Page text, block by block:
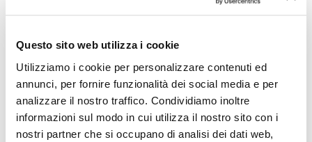
Questo sito web utilizza i cookie
Utilizziamo i cookie per personalizzare contenuti ed
annunci, per fornire funzionalità dei social media e per
analizzare il nostro traffico. Condividiamo inoltre
informazioni sul modo in cui utilizza il nostro sito con i
nostri partner che si occupano di analisi dei dati web,
Aggiungi alla Wish List
Invia la tua opinione su questo prodotto Stampa